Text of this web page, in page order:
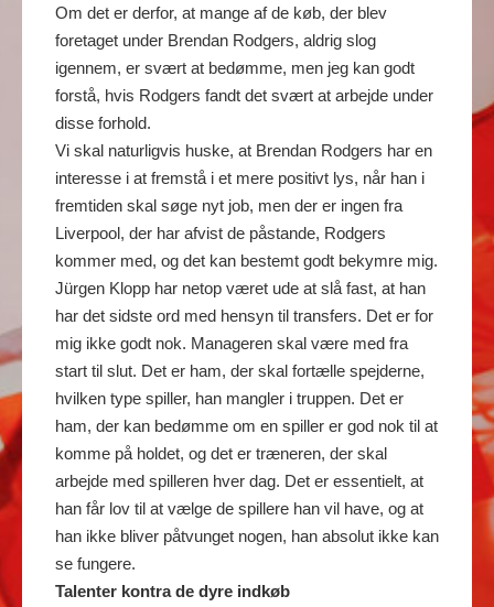
Om det er derfor, at mange af de køb, der blev
foretaget under Brendan Rodgers, aldrig slog
igennem, er svært at bedømme, men jeg kan godt
forstå, hvis Rodgers fandt det svært at arbejde under
disse forhold.
Vi skal naturligvis huske, at Brendan Rodgers har en
interesse i at fremstå i et mere positivt lys, når han i
fremtiden skal søge nyt job, men der er ingen fra
Liverpool, der har afvist de påstande, Rodgers
kommer med, og det kan bestemt godt bekymre mig.
Jürgen Klopp har netop været ude at slå fast, at han
har det sidste ord med hensyn til transfers. Det er for
mig ikke godt nok. Manageren skal være med fra
start til slut. Det er ham, der skal fortælle spejderne,
hvilken type spiller, han mangler i truppen. Det er
ham, der kan bedømme om en spiller er god nok til at
komme på holdet, og det er træneren, der skal
arbejde med spilleren hver dag. Det er essentielt, at
han får lov til at vælge de spillere han vil have, og at
han ikke bliver påtvunget nogen, han absolut ikke kan
se fungere.
Talenter kontra de dyre indkøb